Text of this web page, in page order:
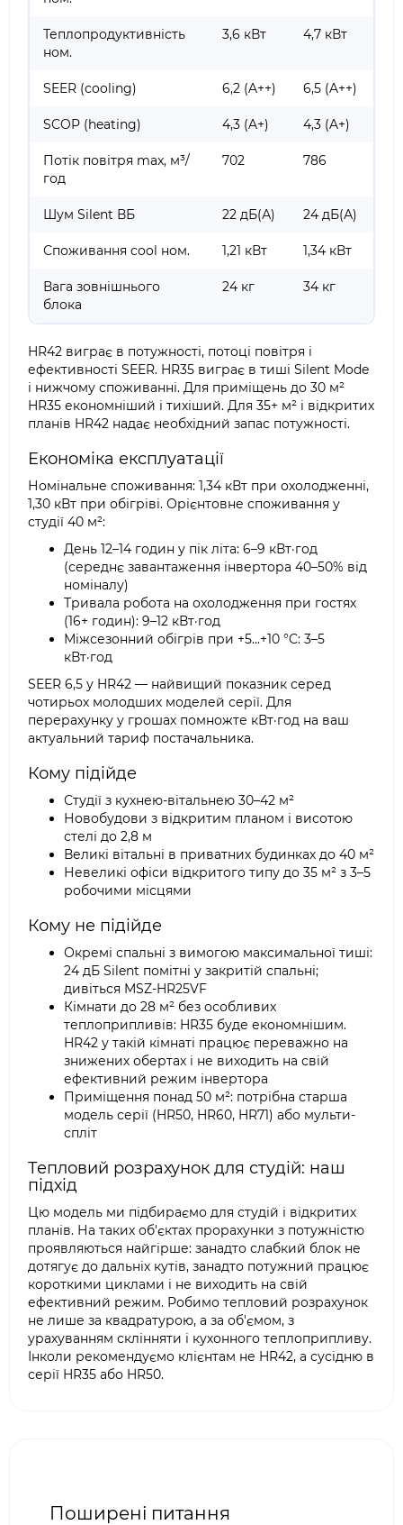
Теплопродуктивність
ном.
3,6 кВт 4,7 кВт
SEER (cooling) 6,2 (A++) 6,5 (A++)
SCOP (heating) 4,3 (A+) 4,3 (A+)
Потік повітря max, м³/
год
702 786
Шум Silent ВБ 22 дБ(А) 24 дБ(А)
Споживання cool ном. 1,21 кВт 1,34 кВт
Вага зовнішнього
блока
24 кг 34 кг
HR42 виграє в потужності, потоці повітря і
ефективності SEER. HR35 виграє в тиші Silent Mode
і нижчому споживанні. Для приміщень до 30 м²
HR35 економніший і тихіший. Для 35+ м² і відкритих
планів HR42 надає необхідний запас потужності.
Економіка експлуатації
Номінальне споживання: 1,34 кВт при охолодженні,
1,30 кВт при обігріві. Орієнтовне споживання у
студії 40 м²:
День 12–14 годин у пік літа: 6–9 кВт·год
(середнє завантаження інвертора 40–50% від
номіналу)
Тривала робота на охолодження при гостях
(16+ годин): 9–12 кВт·год
Міжсезонний обігрів при +5...+10 °C: 3–5
кВт·год
SEER 6,5 у HR42 — найвищий показник серед
чотирьох молодших моделей серії. Для
перерахунку у грошах помножте кВт·год на ваш
актуальний тариф постачальника.
Кому підійде
Студії з кухнею-вітальнею 30–42 м²
Новобудови з відкритим планом і висотою
стелі до 2,8 м
Великі вітальні в приватних будинках до 40 м²
Невеликі офіси відкритого типу до 35 м² з 3–5
робочими місцями
Кому не підійде
Окремі спальні з вимогою максимальної тиші:
24 дБ Silent помітні у закритій спальні;
дивіться MSZ-HR25VF
Кімнати до 28 м² без особливих
теплоприпливів: HR35 буде економнішим.
HR42 у такій кімнаті працює переважно на
знижених обертах і не виходить на свій
ефективний режим інвертора
Приміщення понад 50 м²: потрібна старша
модель серії (HR50, HR60, HR71) або мульти-
спліт
Тепловий розрахунок для студій: наш
підхід
Цю модель ми підбираємо для студій і відкритих
планів. На таких об'єктах прорахунки з потужністю
проявляються найгірше: занадто слабкий блок не
дотягує до дальніх кутів, занадто потужний працює
короткими циклами і не виходить на свій
ефективний режим. Робимо тепловий розрахунок
не лише за квадратурою, а за об'ємом, з
урахуванням склінняти і кухонного теплоприпливу.
Інколи рекомендуємо клієнтам не HR42, а сусідню в
серії HR35 або HR50.
Поширені питання